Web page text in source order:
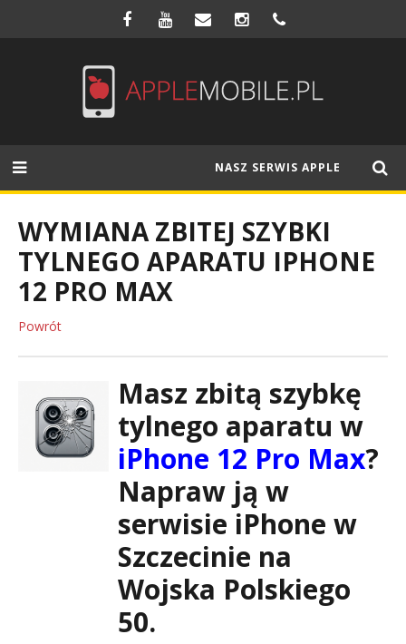
NASZ SERWIS APPLE
WYMIANA ZBITEJ SZYBKI
TYLNEGO APARATU IPHONE
12 PRO MAX
Powrót
Masz zbitą szybkę
tylnego aparatu w
iPhone 12 Pro Max?
Napraw ją w
serwisie iPhone w
Szczecinie na
Wojska Polskiego
50.